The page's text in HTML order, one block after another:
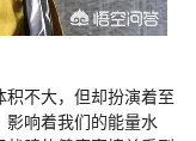
不大，但却扮演着至
影响着我们的能量水